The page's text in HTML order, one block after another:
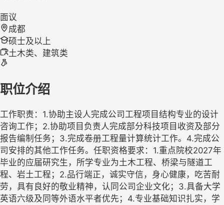
面议
成都
硕士及以上
土木类、建筑类
职位介绍
工作职责：1.协助主设人完成公司工程项目结构专业的设计
咨询工作；2.协助项目负责人完成部分科技项目收资及部分
报告编制任务；3.完成卷册工程量计算统计工作。4.完成公
司安排的其他工作任务。任职资格要求：1.重点院校2027年
毕业的应届研究生，所学专业为土木工程、桥梁与隧道工
程、岩土工程；2.品行端正，诚实守信，身心健康，吃苦耐
劳，具有良好的敬业精神，认同公司企业文化；3.具备大学
英语六级及同等外语水平者优先；4.专业基础知识扎实，学